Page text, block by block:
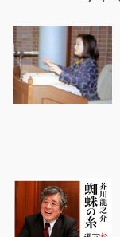
ました。聞き流す
だからです。
スピードラーニン
念ながらそのい
とに申し訳なさ
英語が話せない
い単語を辞書で調
していました。